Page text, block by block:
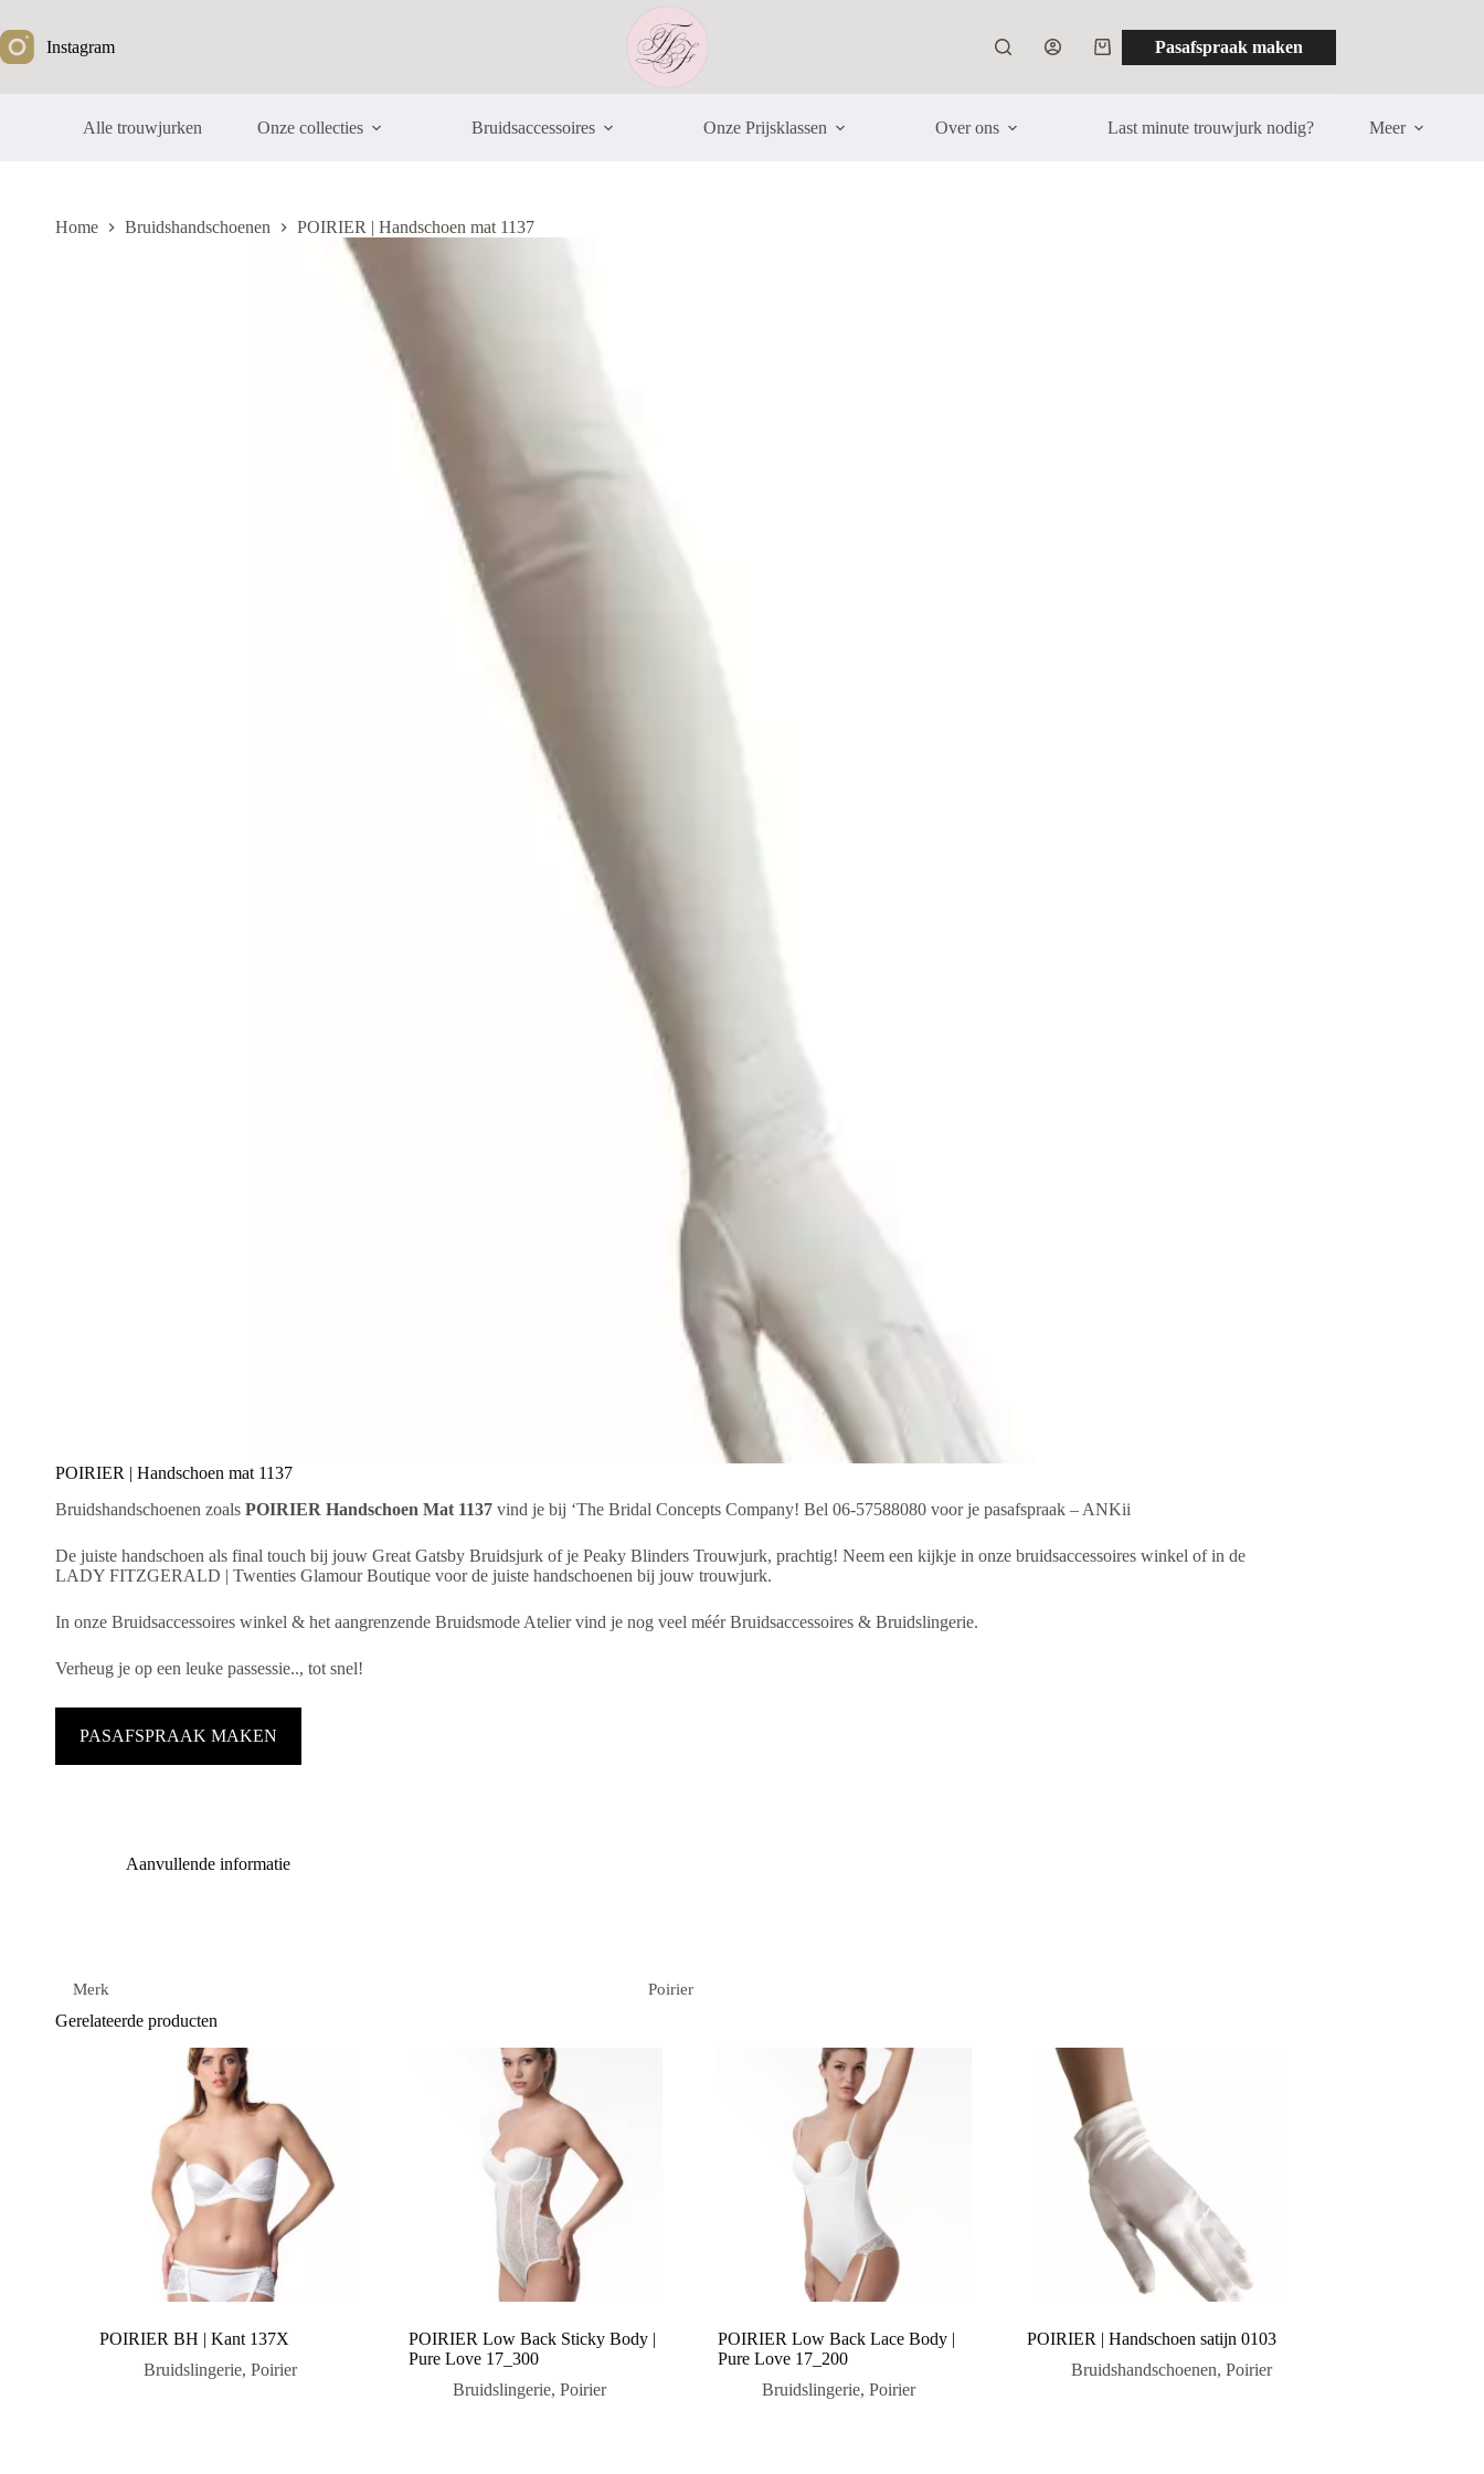
naar
de
inhoud
Instagram WinkelwagenPasafspraak maken
Alle trouwjurken Onze collecties Bruidsaccessoires Onze Prijsklassen Over ons Last minute trouwjurk nodig? Meer
Home Bruidshandschoenen POIRIER | Handschoen mat 1137
POIRIER | Handschoen mat 1137
Bruidshandschoenen zoals POIRIER Handschoen Mat 1137 vind je bij ‘The Bridal Concepts Company! Bel 06-57588080 voor je pasafspraak – ANKii
De juiste handschoen als final touch bij jouw Great Gatsby Bruidsjurk of je Peaky Blinders Trouwjurk, prachtig! Neem een kijkje in onze bruidsaccessoires winkel of in de
LADY FITZGERALD | Twenties Glamour Boutique voor de juiste handschoenen bij jouw trouwjurk.
In onze Bruidsaccessoires winkel & het aangrenzende Bruidsmode Atelier vind je nog veel méér Bruidsaccessoires & Bruidslingerie.
Verheug je op een leuke passessie.., tot snel!
PASAFSPRAAK MAKEN
Aanvullende informatie
Merk Poirier
Gerelateerde producten
POIRIER BH | Kant 137X
Bruidslingerie, Poirier
POIRIER Low Back Sticky Body |
Pure Love 17_300
Bruidslingerie, Poirier
POIRIER Low Back Lace Body |
Pure Love 17_200
Bruidslingerie, Poirier
POIRIER | Handschoen satijn 0103
Bruidshandschoenen, Poirier